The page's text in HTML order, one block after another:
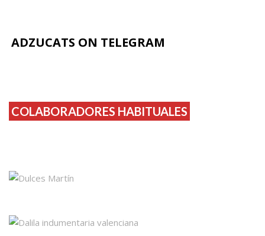
ADZUCATS ON TELEGRAM
COLABORADORES HABITUALES